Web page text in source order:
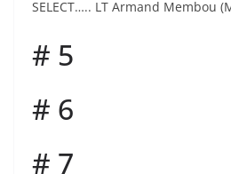
SELECT….. LT Armand Membou
# 5
# 6
# 7